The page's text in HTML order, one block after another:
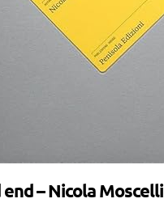
end – Nicola Moscelli